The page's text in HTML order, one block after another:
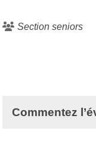
Section seniors
Commentez